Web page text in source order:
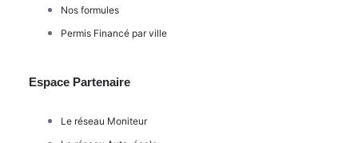
Nos formules
Permis Financé par ville
Espace Partenaire
Le réseau Moniteur